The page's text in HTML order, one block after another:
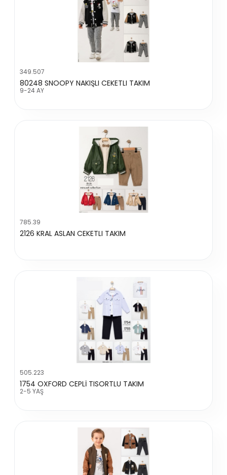
349.507
80248 SNOOPY NAKIŞLI CEKETLI TAKIM
9-24 AY
785.39
2126 KRAL ASLAN CEKETLI TAKIM
505.223
1754 OXFORD CEPLİ TISORTLU TAKIM
2-5 YAŞ